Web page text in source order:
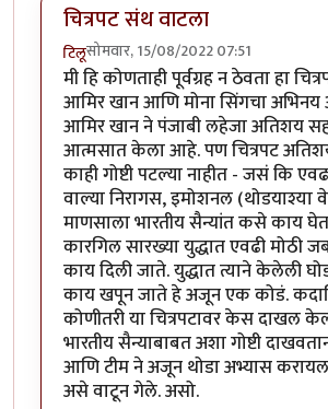
चित्रपट संथ वाटला
टिलूसोमवार, 15/08/2022 07:51
मी हि कोणताही पूर्वग्रह न ठेवता हा
आमिर खान आणि मोना सिंगचा
आमिर खान ने पंजाबी लहेजा अतिशय
आत्मसात केला आहे. पण चित्रपट
काही गोष्टी पटल्या नाहीत - जसं कि
वाल्या निरागस, इमोशनल (थोडयाश्या
माणसाला भारतीय सैन्यांत कसे काय
कारगिल सारख्या युद्धात एवढी मोठी
काय दिली जाते. युद्धात त्याने केलेली
काय खपून जाते हे अजून एक कोडं.
कोणीतरी या चित्रपटावर केस दाखल
भारतीय सैन्याबाबत अशा गोष्टी
आणि टीम ने अजून थोडा अभ्यास
असे वाटून गेले. असो.